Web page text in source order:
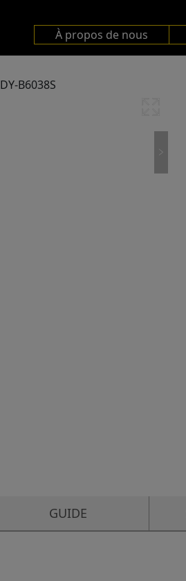
À propos de nous
DY-B6038S
GUIDE